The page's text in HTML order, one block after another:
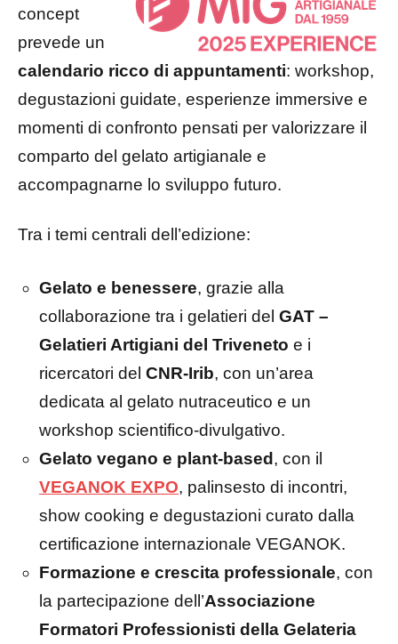
concept
prevede un
calendario ricco di appuntamenti: workshop,
degustazioni guidate, esperienze immersive e
momenti di confronto pensati per valorizzare il
comparto del gelato artigianale e
accompagnarne lo sviluppo futuro.
Tra i temi centrali dell’edizione:
Gelato e benessere, grazie alla
collaborazione tra i gelatieri del GAT –
Gelatieri Artigiani del Triveneto e i
ricercatori del CNR-Irib, con un’area
dedicata al gelato nutraceutico e un
workshop scientifico-divulgativo.
Gelato vegano e plant-based , con il
VEGANOK EXPO, palinsesto di incontri,
show cooking e degustazioni curato dalla
certificazione internazionale VEGANOK.
Formazione e crescita professionale, con
la partecipazione dell’Associazione
Formatori Professionisti della Gelateria